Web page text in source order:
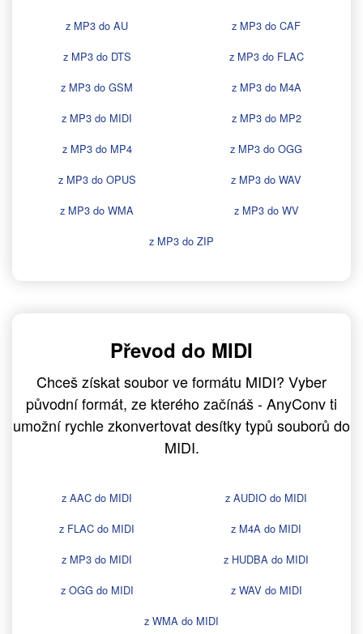
z MP3 do AU
z MP3 do CAF
z MP3 do DTS
z MP3 do FLAC
z MP3 do GSM
z MP3 do M4A
z MP3 do MIDI
z MP3 do MP2
z MP3 do MP4
z MP3 do OGG
z MP3 do OPUS
z MP3 do WAV
z MP3 do WMA
z MP3 do WV
z MP3 do ZIP
Převod do MIDI
Chceš získat soubor ve formátu MIDI? Vyber
původní formát, ze kterého začínáš - AnyConv ti
umožní rychle zkonvertovat desítky typů souborů do
MIDI.
z AAC do MIDI
z AUDIO do MIDI
z FLAC do MIDI
z M4A do MIDI
z MP3 do MIDI
z HUDBA do MIDI
z OGG do MIDI
z WAV do MIDI
z WMA do MIDI